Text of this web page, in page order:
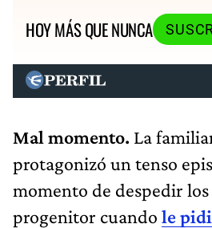
HOY MÁS QUE NUNCA
Mal momento. La
protagonizó un tenso
momento de despedir los
progenitor cuando le